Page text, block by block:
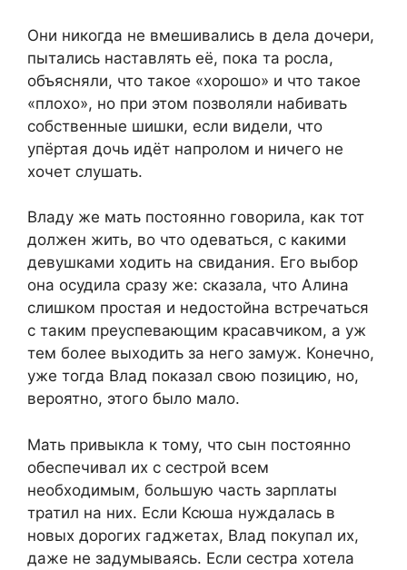
Они никогда не вмешивались в дела дочери,
пытались наставлять её, пока та росла,
объясняли, что такое «хорошо» и что такое
«плохо», но при этом позволяли набивать
собственные шишки, если видели, что
упёртая дочь идёт напролом и ничего не
хочет слушать.
Владу же мать постоянно говорила, как тот
должен жить, во что одеваться, с какими
девушками ходить на свидания. Его выбор
она осудила сразу же: сказала, что Алина
слишком простая и недостойна встречаться
с таким преуспевающим красавчиком, а уж
тем более выходить за него замуж. Конечно,
уже тогда Влад показал свою позицию, но,
вероятно, этого было мало.
Мать привыкла к тому, что сын постоянно
обеспечивал их с сестрой всем
необходимым, большую часть зарплаты
тратил на них. Если Ксюша нуждалась в
новых дорогих гаджетах, Влад покупал их,
даже не задумываясь. Если сестра хотела